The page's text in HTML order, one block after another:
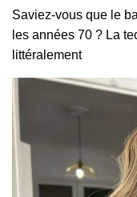
Saviez-vous que le
les années 70 ? La
littéralement